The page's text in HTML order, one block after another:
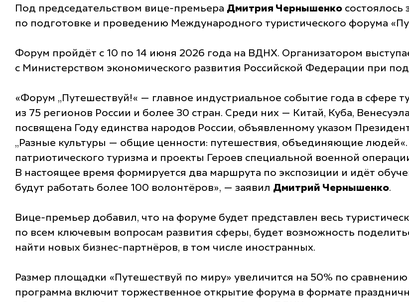
Под председательством вице-премьера Дмитрия Чернышенко состоялось
по подготовке и проведению Международного туристического форума
Форум пройдёт с 10 по 14 июня 2026 года на ВДНХ. Организатором
с Министерством экономического развития Российской Федерации при
«Форум „Путешествуй!« — главное индустриальное событие года в сфере
из 75 регионов России и более 30 стран. Среди них — Китай, Куба,
посвящена Году единства народов России, объявленному указом
„Разные культуры — общие ценности: путешествия, объединяющие
патриотического туризма и проекты Героев специальной военной
В настоящее время формируется два маршрута по экспозиции и идёт
будут работать более 100 волонтёров», — заявил Дмитрий Чернышенко.
Вице-премьер добавил, что на форуме будет представлен весь
по всем ключевым вопросам развития сферы, будет возможность
найти новых бизнес-партнёров, в том числе иностранных.
Размер площадки «Путешествуй по миру» увеличится на 50% по
программа включит торжественное открытие форума в формате